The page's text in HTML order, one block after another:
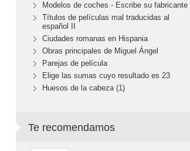
Modelos de coches - Escribe su fabricante
Títulos de películas mal traducidas al
español II
Ciudades romanas en Hispania
Obras principales de Miguel Ángel
Parejas de película
Elige las sumas cuyo resultado es 23
Huesos de la cabeza (1)
Te recomendamos